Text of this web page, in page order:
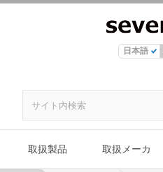
日本語
取扱製品 取扱メーカ